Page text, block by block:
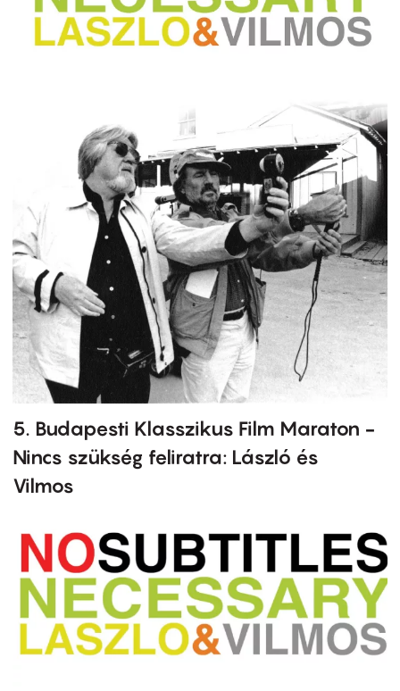
5. Budapesti Klasszikus Film Maraton -
Nincs szükség feliratra: László és
Vilmos